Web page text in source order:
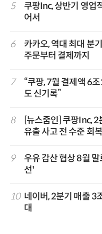
5
쿠팡Inc, 상반기 영
어서
6
카카오, 역대 최대 분
주문부터 결제까지
7
“쿠팡, 7월 결제액 6
도 신기록”
8
[뉴스줌인] 쿠팡Inc,
유출 사고 전 수준 회
9
우유 감산 협상 8월
선'
10 네이버, 2분기 매출
대